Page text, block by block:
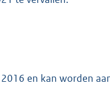
en kan worden